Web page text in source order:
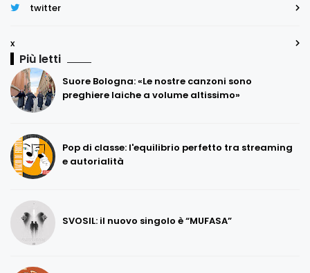
twitter
x
Più letti
Suore Bologna: «Le nostre canzoni sono
preghiere laiche a volume altissimo»
Pop di classe: l'equilibrio perfetto tra streaming
e autorialità
SVOSIL: il nuovo singolo è “MUFASA”